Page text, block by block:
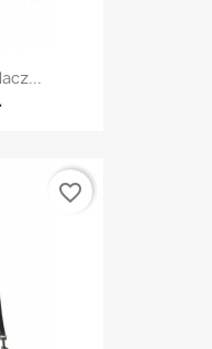
favorite_border